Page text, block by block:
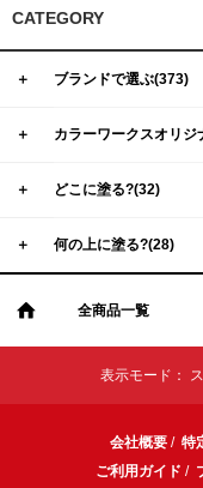
CATEGORY
＋ ブランドで選ぶ(373)
＋ カラーワークスオリジ
＋ どこに塗る?(32)
＋ 何の上に塗る?(28)
全商品一覧
表示モード：
会社概要 / 特
ご利用ガイド /